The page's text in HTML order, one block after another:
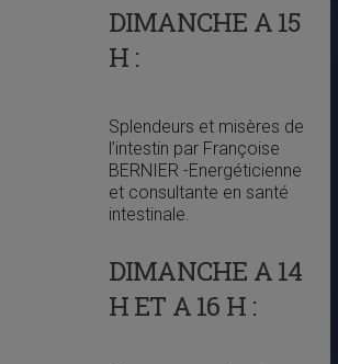
DIMANCHE A 15
H :
Splendeurs et misères de
l’intestin par Françoise
BERNIER -Energéticienne
et consultante en santé
intestinale.
DIMANCHE A 14
H ET A 16 H :